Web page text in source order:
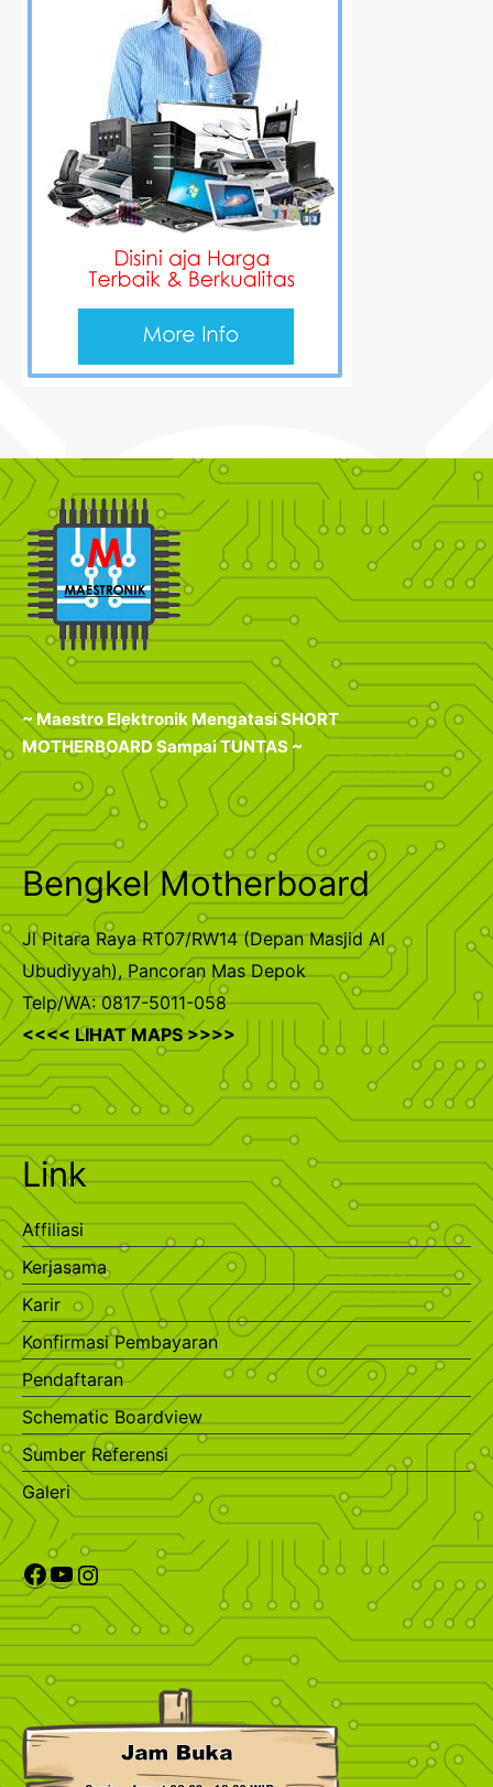
~ Maestro Elektronik Mengatasi SHORT
MOTHERBOARD Sampai TUNTAS ~
Bengkel Motherboard
Jl Pitara Raya RT07/RW14 (Depan Masjid Al
Ubudiyyah), Pancoran Mas Depok
Telp/WA: 0817-5011-058
<<<< LIHAT MAPS >>>>
Link
Affiliasi
Kerjasama
Karir
Konfirmasi Pembayaran
Pendaftaran
Schematic Boardview
Sumber Referensi
Galeri